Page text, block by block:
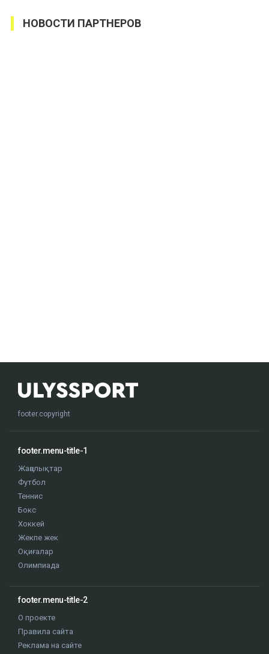
НОВОСТИ ПАРТНЕРОВ
footer.copyright
footer.menu-title-1
Жаңалықтар
Футбол
Теннис
Бокс
Хоккей
Жекпе жек
Оқиғалар
Олимпиада
footer.menu-title-2
О проекте
Правила сайта
Реклама на сайте